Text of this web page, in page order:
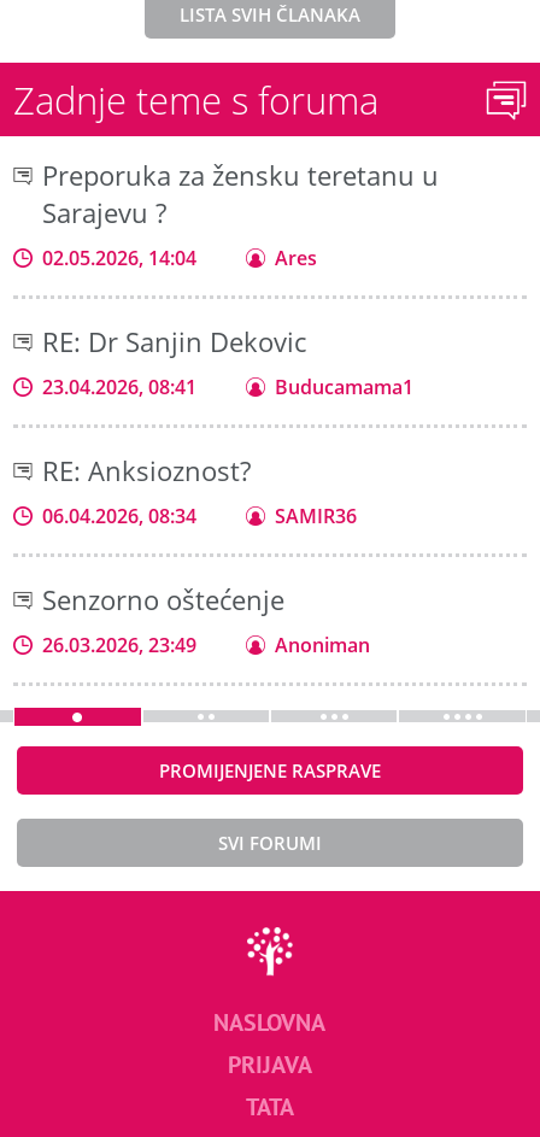
LISTA SVIH ČLANAKA
Zadnje teme s foruma
Preporuka za žensku teretanu u
Sarajevu ?
02.05.2026, 14:04 Ares
RE: Dr Sanjin Dekovic
23.04.2026, 08:41 Buducamama1
RE: Anksioznost?
06.04.2026, 08:34 SAMIR36
Senzorno oštećenje
26.03.2026, 23:49 Anoniman
PROMIJENJENE RASPRAVE
SVI FORUMI
NASLOVNA
PRIJAVA
TATA